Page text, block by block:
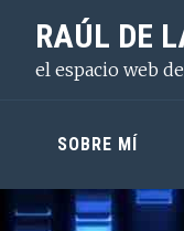
principal
contenido
lateral
RAÚL DE
el espacio web
SOBRE MÍ